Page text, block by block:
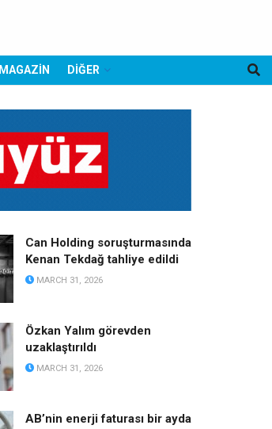
MAGAZİN DİĞER
Can Holding soruşturmasında
Kenan Tekdağ tahliye edildi
MARCH 31, 2026
Özkan Yalım görevden
uzaklaştırıldı
MARCH 31, 2026
AB’nin enerji faturası bir ayda